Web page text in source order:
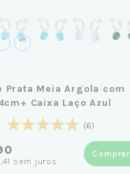
+3
Prata Meia Argola com
Caixa Laço Azul
(6)
sem juros
Comprar